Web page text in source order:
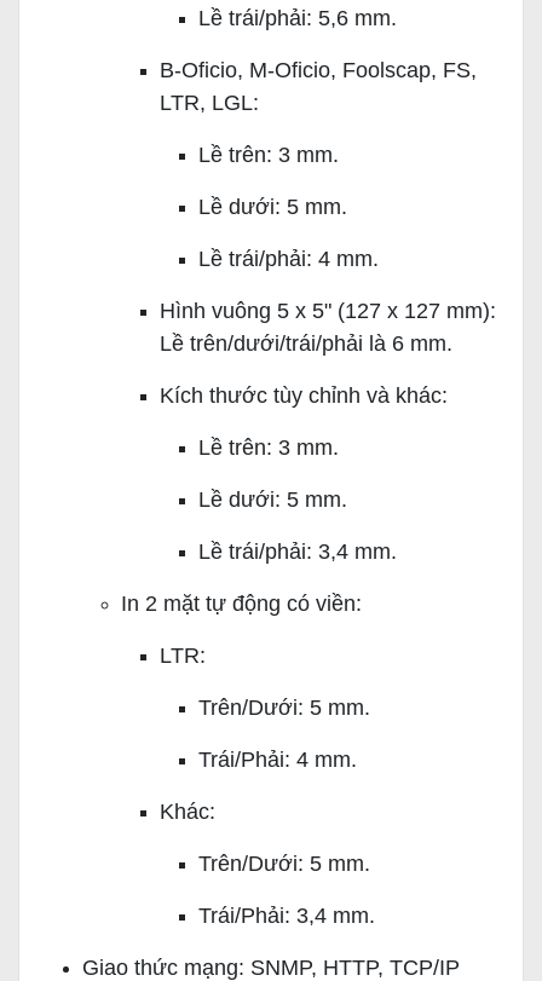
Lề trái/phải: 5,6 mm.
B-Oficio, M-Oficio, Foolscap, FS,
LTR, LGL:
Lề trên: 3 mm.
Lề dưới: 5 mm.
Lề trái/phải: 4 mm.
Hình vuông 5 x 5" (127 x 127 mm):
Lề trên/dưới/trái/phải là 6 mm.
Kích thước tùy chỉnh và khác:
Lề trên: 3 mm.
Lề dưới: 5 mm.
Lề trái/phải: 3,4 mm.
In 2 mặt tự động có viền:
LTR:
Trên/Dưới: 5 mm.
Trái/Phải: 4 mm.
Khác:
Trên/Dưới: 5 mm.
Trái/Phải: 3,4 mm.
Giao thức mạng: SNMP, HTTP, TCP/IP